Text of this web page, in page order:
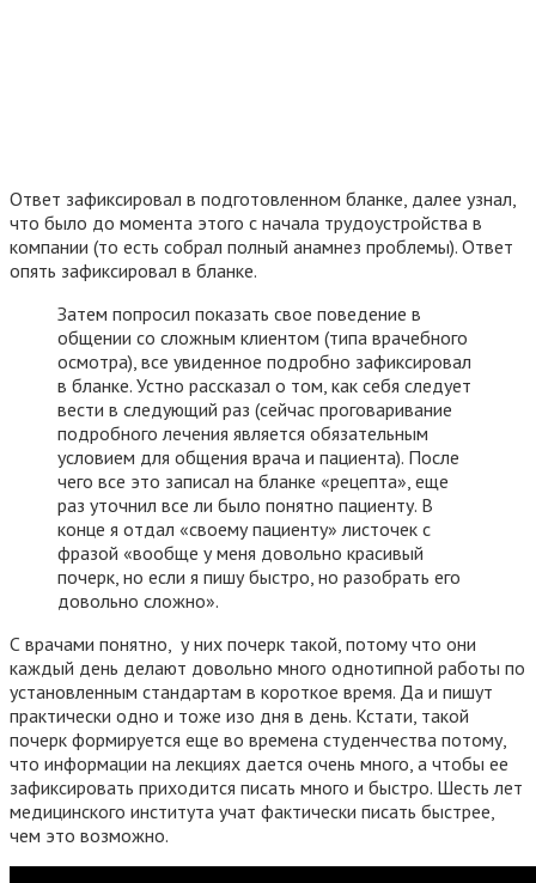
Ответ зафиксировал в подготовленном бланке, далее узнал,
что было до момента этого с начала трудоустройства в
компании (то есть собрал полный анамнез проблемы). Ответ
опять зафиксировал в бланке.
Затем попросил показать свое поведение в
общении со сложным клиентом (типа врачебного
осмотра), все увиденное подробно зафиксировал
в бланке. Устно рассказал о том, как себя следует
вести в следующий раз (сейчас проговаривание
подробного лечения является обязательным
условием для общения врача и пациента). После
чего все это записал на бланке «рецепта», еще
раз уточнил все ли было понятно пациенту. В
конце я отдал «своему пациенту» листочек с
фразой «вообще у меня довольно красивый
почерк, но если я пишу быстро, но разобрать его
довольно сложно».
С врачами понятно, у них почерк такой, потому что они
каждый день делают довольно много однотипной работы по
установленным стандартам в короткое время. Да и пишут
практически одно и тоже изо дня в день. Кстати, такой
почерк формируется еще во времена студенчества потому,
что информации на лекциях дается очень много, а чтобы ее
зафиксировать приходится писать много и быстро. Шесть лет
медицинского института учат фактически писать быстрее,
чем это возможно.